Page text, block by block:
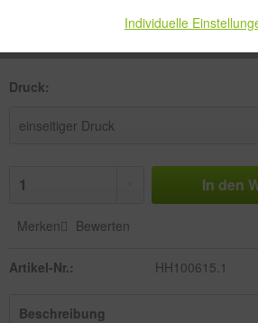
Druck:
In den
Merken Bewerten
Artikel-Nr.: HH100615.1
Beschreibung
Individuelle